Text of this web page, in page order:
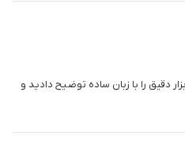
دقیق را با زبان ساده توضیح دادید و